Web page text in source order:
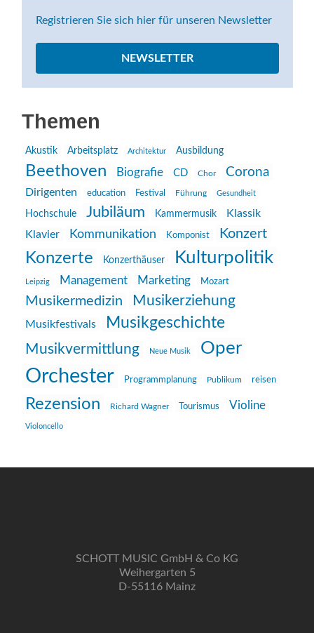
Registrieren Sie sich hier für unseren Newsletter
NEWSLETTER
Themen
Akustik Arbeitsplatz Architektur Ausbildung
Beethoven Biografie CD Chor Corona
Dirigenten education Festival Führung Gesundheit
Hochschule Jubiläum Kammermusik
Klassik
Klavier
Kommunikation Komponist Konzert
Konzerte Konzerthäuser Kulturpolitik
Leipzig Management Marketing Mozart
Musikermedizin Musikerziehung
Musikfestivals Musikgeschichte
Musikvermittlung Neue Musik Oper
Orchester Programmplanung Publikum reisen
Rezension Richard Wagner Tourismus Violine
Violoncello
SCHOTT MUSIC GmbH & Co KG
Weihergarten 5
D-55116 Mainz